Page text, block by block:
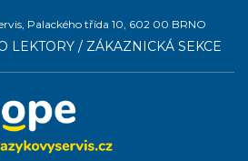
Palackého třída 10, 602 00 BRNO
LEKTORY / ZÁKAZNICKÁ SEKCE